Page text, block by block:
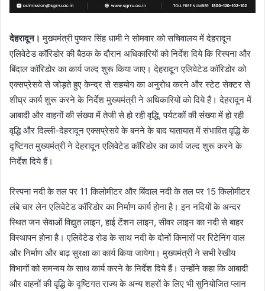
देहरादून। मुख्यमंत्री पुष्कर सिंह धामी ने सोमवार को सचिवालय में देहरादून
एलिवेटेड कॉरिडोर की बैठक के दौरान अधिकारियों को निर्देश दिये कि रिस्पना और
बिंदाल कॉरिडोर का कार्य जल्द शुरू किया जाए। देहरादून एलिवेटेड कॉरिडोर को
एक्सप्रेसवे से जोड़ते हुए केन्द्र से सहयोग का अनुरोध करने और स्टेट सेक्टर से
शीघ्र कार्य शुरू करने के निर्देश मुख्यमंत्री ने अधिकारियों को दिये हैं। देहरादून में
आबादी और वाहनों की संख्या में तेजी से हो रही वृद्धि, पर्यटकों की संख्या में हो रही
वृद्धि और दिल्ली-देहरादून एक्सप्रेसवे के बनने के बाद यातायात में संभावित वृद्धि के
दृष्टिगत मुख्यमंत्री ने देहरादून एलिवेटेड कॉरिडोर का कार्य जल्द शुरू करने के
निर्देश दिये हैं।
रिस्पना नदी के तल पर 11 किलोमीटर और बिंदाल नदी के तल पर 15 किलोमीटर
लंबे चार लेन एलिवेटेड कॉरिडोर का निर्माण कार्य होना है। इन नदियों के अन्दर
स्थित जन सेवाओं विद्युत लाइन, हाई टेंशन लाइन, सीवर लाइन का नदी से बाहर
विस्थापन होना है। एलिवेटेड रोड के साथ नदी के दोनों किनारों पर रिटेनिंग वाल
और निर्माण और बाढ़ सुरक्षा का कार्य किया जायेगा। मुख्यमंत्री ने सभी रेखीय
विभागों को समन्वय के साथ कार्य करने के निर्देश दिये हैं। उन्होंने कहा कि आबादी
और वाहनों की वृद्धि के दृष्टिगत राज्य के अन्य शहरों के लिए भी सुनियोजित प्लान